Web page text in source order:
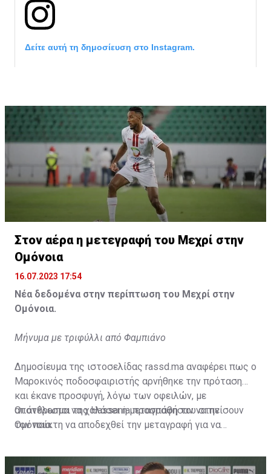
Δείτε αυτή τη δημοσίευση στο Instagram.
Στον αέρα η μετεγραφή του Μεχρί στην
Ομόνοια
16.07.2023 17:54
Νέα δεδομένα στην περίπτωση του Μεχρί στην
Ομόνοια.
Μήνυμα με τριφύλλι από Φαμπιάνο
Δημοσίευμα της ιστοσελίδας rassd.ma αναφέρει πως ο
Μαροκινός ποδοσφαιριστής αρνήθηκε την πρόταση
και έκανε προσφυγή, λόγω των οφειλών, με
αποτέλεσμα να χαλάσει η μεταγραφή του στην
Ομόνοια.
Οι άνθρωποι της Hassania προσπάθησαν να πείσουν
τον παίκτη να αποδεχθεί την μεταγραφή για να
μετακίνησή του, αλλά ο παίκτης αρνήθηκε και επέμεινε
να λύσει το συμβόλαιό του, ώστε να μετακομίσει